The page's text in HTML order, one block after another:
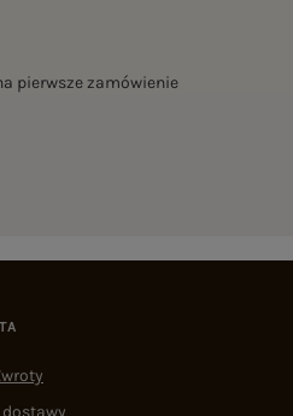
pierwsze zamówienie